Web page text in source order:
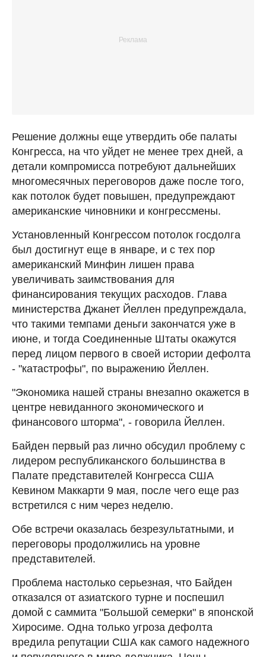
Решение должны еще утвердить обе палаты
Конгресса, на что уйдет не менее трех дней, а
детали компромисса потребуют дальнейших
многомесячных переговоров даже после того,
как потолок будет повышен, предупреждают
американские чиновники и конгрессмены.
Установленный Конгрессом потолок госдолга
был достигнут еще в январе, и с тех пор
американский Минфин лишен права
увеличивать заимствования для
финансирования текущих расходов. Глава
министерства Джанет Йеллен предупреждала,
что такими темпами деньги закончатся уже в
июне, и тогда Соединенные Штаты окажутся
перед лицом первого в своей истории дефолта
- "катастрофы", по выражению Йеллен.
"Экономика нашей страны внезапно окажется в
центре невиданного экономического и
финансового шторма", - говорила Йеллен.
Байден первый раз лично обсудил проблему с
лидером республиканского большинства в
Палате представителей Конгресса США
Кевином Маккарти 9 мая, после чего еще раз
встретился с ним через неделю.
Обе встречи оказалась безрезультатными, и
переговоры продолжились на уровне
представителей.
Проблема настолько серьезная, что Байден
отказался от азиатского турне и поспешил
домой с саммита "Большой семерки" в японской
Хиросиме. Одна только угроза дефолта
вредила репутации США как самого надежного